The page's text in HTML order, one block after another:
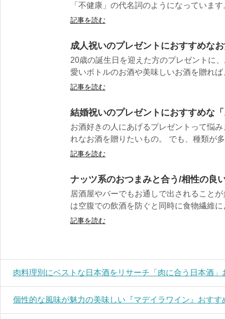
「不健康」の代名詞のようになっていま
記事を読む
成人祝いのプレゼントにおすすめな
20歳の誕生日を迎えた方のプレゼントに
愛いボトルのお酒や美味しいお酒を贈れ
記事を読む
結婚祝いのプレゼントにおすすめな
お酒好きの人にあげるプレゼントって悩
れなお酒を贈りたいもの。 でも、種類が
記事を読む
ナッツ系のおつまみと合う/相性の良
居酒屋やバーでもお通しで出されること
は空腹での飲酒を防ぐと同時に食物繊維
記事を読む
肉料理別にベストな日本酒をリサーチ「肉に合う日本酒」
個性的な風味が魅力の美味しい『マデイラワイン』おすす